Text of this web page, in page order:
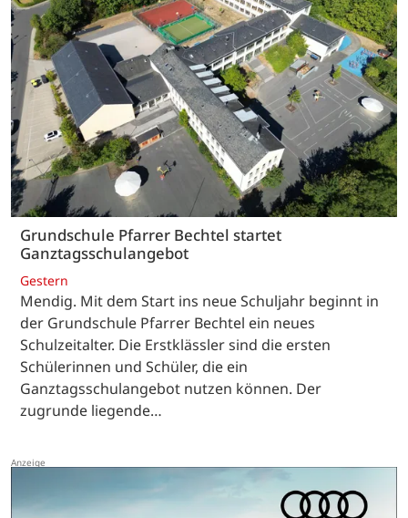
Grundschule Pfarrer Bechtel startet
Ganztagsschulangebot
Gestern
Mendig. Mit dem Start ins neue Schuljahr beginnt in
der Grundschule Pfarrer Bechtel ein neues
Schulzeitalter. Die Erstklässler sind die ersten
Schülerinnen und Schüler, die ein
Ganztagsschulangebot nutzen können. Der
zugrunde liegende…